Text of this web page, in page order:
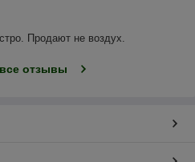
Продают не воздух.
отзывы